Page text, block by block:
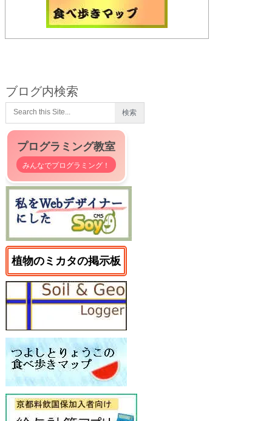
ブログ内検索
プログラミング教室
みんなでプログラミング！
植物のミカタの掲示板